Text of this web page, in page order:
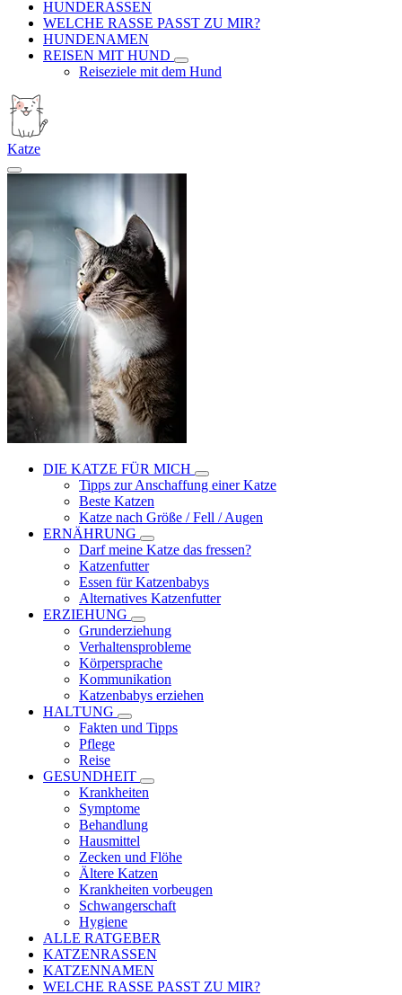
HUNDERASSEN
WELCHE RASSE PASST ZU MIR?
HUNDENAMEN
REISEN MIT HUND
Reiseziele mit dem Hund
Katze
DIE KATZE FÜR MICH
Tipps zur Anschaffung einer Katze
Beste Katzen
Katze nach Größe / Fell / Augen
ERNÄHRUNG
Darf meine Katze das fressen?
Katzenfutter
Essen für Katzenbabys
Alternatives Katzenfutter
ERZIEHUNG
Grunderziehung
Verhaltensprobleme
Körpersprache
Kommunikation
Katzenbabys erziehen
HALTUNG
Fakten und Tipps
Pflege
Reise
GESUNDHEIT
Krankheiten
Symptome
Behandlung
Hausmittel
Zecken und Flöhe
Ältere Katzen
Krankheiten vorbeugen
Schwangerschaft
Hygiene
ALLE RATGEBER
KATZENRASSEN
KATZENNAMEN
WELCHE RASSE PASST ZU MIR?